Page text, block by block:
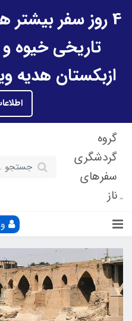
4 روز سفر بیشتر
تاریخی خیوه
ازبکستان هدیه
گروه
گردشگری
سفرهای
ناز